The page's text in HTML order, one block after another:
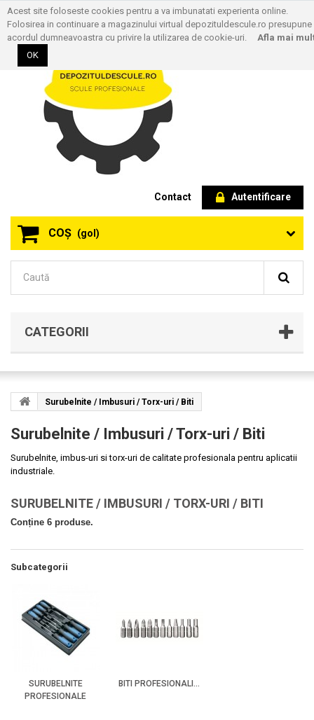
Autentificare
Contact
COŞ (gol)
CATEGORII
Surubelnite / Imbusuri / Torx-uri / Biti
Surubelnite / Imbusuri / Torx-uri / Biti
Surubelnite, imbus-uri si torx-uri de calitate profesionala pentru aplicatii
industriale.
SURUBELNITE / IMBUSURI / TORX-URI / BITI
Conține 6 produse.
Subcategorii
SURUBELNITE
PROFESIONALE
BITI PROFESIONALI...
Acest site foloseste cookies pentru a va imbunatati experienta online.
Folosirea in continuare a magazinului virtual depozituldescule.ro presupune
acordul dumneavoastra cu privire la utilizarea de cookie-uri. Afla mai
OK